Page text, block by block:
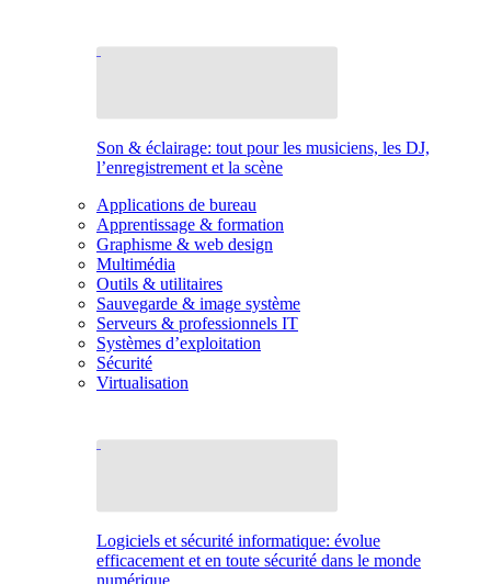
Son & éclairage: tout pour les musiciens, les DJ,
l’enregistrement et la scène
Applications de bureau
Apprentissage & formation
Graphisme & web design
Multimédia
Outils & utilitaires
Sauvegarde & image système
Serveurs & professionnels IT
Systèmes d’exploitation
Sécurité
Virtualisation
Logiciels et sécurité informatique: évolue
efficacement et en toute sécurité dans le monde
numérique